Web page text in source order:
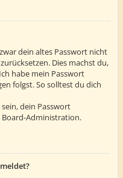
dein altes Passwort nicht
Dies machst du,
habe mein Passwort
folgst. So solltest du dich
dein Passwort
Board-Administration.